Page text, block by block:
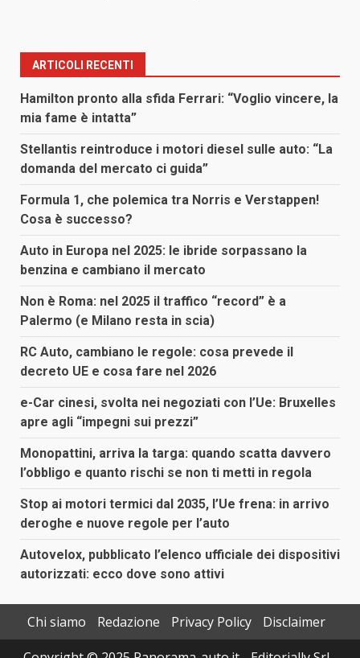
ARTICOLI RECENTI
Hamilton pronto alla sfida Ferrari: “Voglio vincere, la
mia fame è intatta”
Stellantis reintroduce i motori diesel sulle auto: “La
domanda del mercato ci guida”
Formula 1, che polemica tra Norris e Verstappen!
Cosa è successo?
Auto in Europa nel 2025: le ibride sorpassano la
benzina e cambiano il mercato
Non è Roma: nel 2025 il traffico “record” è a
Palermo (e Milano resta in scia)
RC Auto, cambiano le regole: cosa prevede il
decreto UE e cosa fare nel 2026
e-Car cinesi, svolta nei negoziati con l’Ue: Bruxelles
apre agli “impegni sui prezzi”
Monopattini, arriva la targa: quando scatta davvero
l’obbligo e quanto rischi se non ti metti in regola
Stop ai motori termici dal 2035, l’Ue frena: in arrivo
deroghe e nuove regole per l’auto
Autovelox, pubblicato l’elenco ufficiale dei dispositivi
autorizzati: ecco dove sono attivi
Chi siamo Redazione Privacy Policy
Disclaimer